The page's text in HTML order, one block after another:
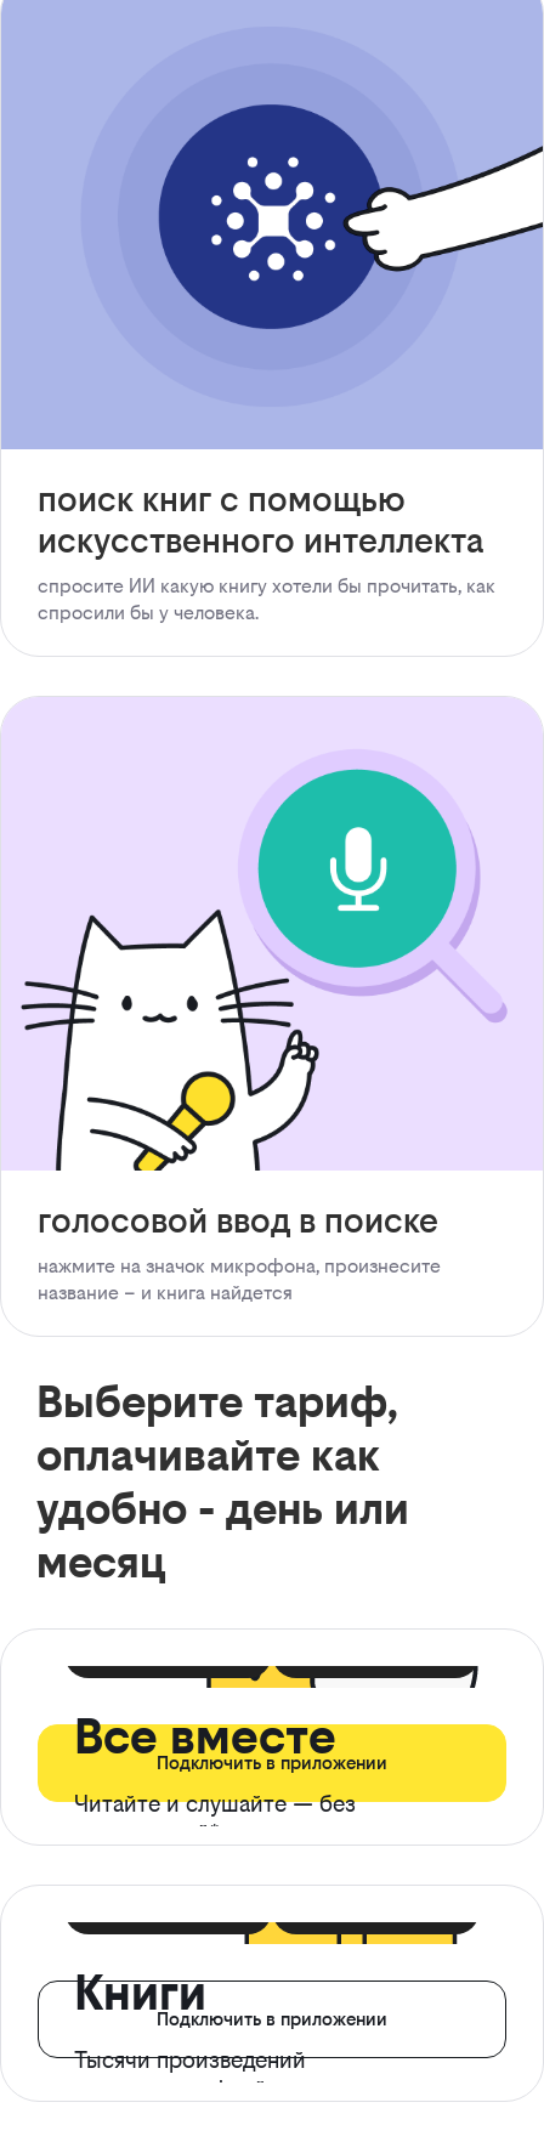
поиск книг с помощью
искусственного интеллекта
спросите ИИ какую книгу хотели бы прочитать, как
спросили бы у человека.
голосовой ввод в поиске
нажмите на значок микрофона, произнесите
название – и книга найдется
Выберите тариф,
оплачивайте как
удобно - день или
месяц
Все вместе
Читайте и слушайте — без
ограничений*
Подключить в приложении
Книги
Тысячи произведений
с доступом офлайн
Подключить в приложении